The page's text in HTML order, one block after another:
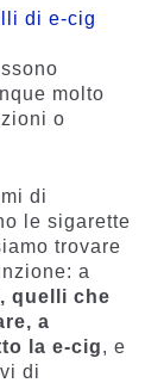
di e-cig
molto
o
di
le sigarette
trovare
a
quelli che
a
la e-cig, e
di